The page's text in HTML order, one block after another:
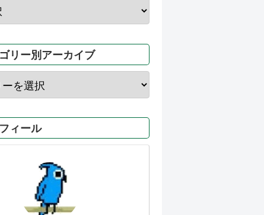
リー別アーカイブ
ィール